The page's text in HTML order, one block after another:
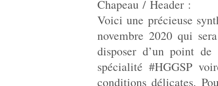
Chapeau / Header :
Voici une précieuse
novembre 2020 qui
disposer d’un point
spécialité #HGGSP
conditions délicates.